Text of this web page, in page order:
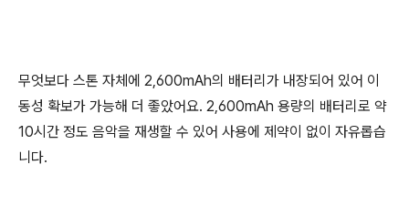
무엇보다 스톤 자체에 2,600mAh의 배터리가 내장되어 있어 이
동성 확보가 가능해 더 좋았어요. 2,600mAh 용량의 배터리로 약
10시간 정도 음악을 재생할 수 있어 사용에 제약이 없이 자유롭습
니다.